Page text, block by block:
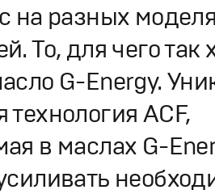
на разных
То, для чего так
G-Energy.
технология ACF,
в маслах G-